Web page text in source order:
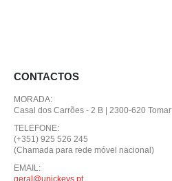
CONTACTOS
MORADA:
Casal dos Carrões - 2 B | 2300-620 Tomar
TELEFONE:
(+351) 925 526 245
(Chamada para rede móvel nacional)
EMAIL:
geral@unickeys.pt